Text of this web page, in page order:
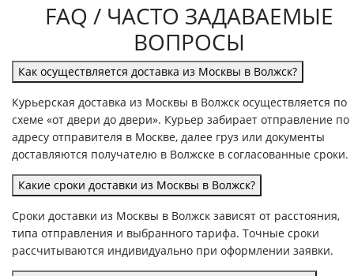
FAQ / ЧАСТО ЗАДАВАЕМЫЕ
ВОПРОСЫ
Как осуществляется доставка из Москвы в Волжск?
Курьерская доставка из Москвы в Волжск осуществляется по
схеме «от двери до двери». Курьер забирает отправление по
адресу отправителя в Москве, далее груз или документы
доставляются получателю в Волжске в согласованные сроки.
Какие сроки доставки из Москвы в Волжск?
Сроки доставки из Москвы в Волжск зависят от расстояния,
типа отправления и выбранного тарифа. Точные сроки
рассчитываются индивидуально при оформлении заявки.